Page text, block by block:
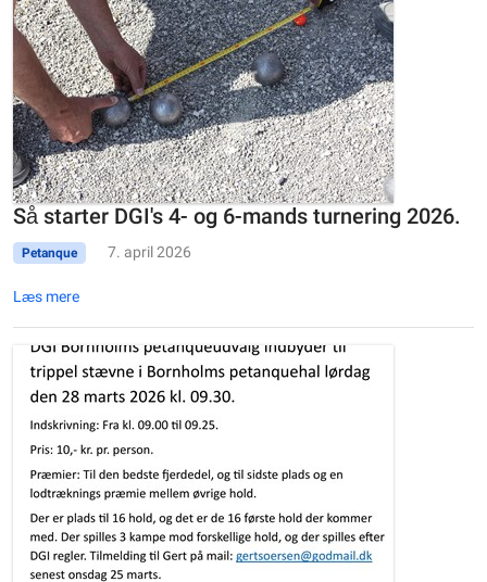
Så starter DGI's 4- og 6-mands turnering 2026.
Petanque 7. april 2026
Læs mere